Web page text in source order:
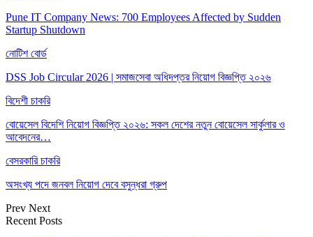
Pune IT Company News: 700 Employees Affected by Sudden
Startup Shutdown
নোটিশ বোর্ড
DSS Job Circular 2026 | সমাজসেবা অধিদপ্তর নিয়োগ বিজ্ঞপ্তি ২০২৬
বিদেশী চাকরি
বোয়েসেল বিদেশি নিয়োগ বিজ্ঞপ্তি ২০২৬: সকল দেশের নতুন বোয়েসেল সার্কুলার ও
আবেদনের…
বেসরকারি চাকরি
অসংখ্য পদে জনবল নিয়োগ দেবে বসুন্ধরা গ্রুপ
Prev Next
Recent Posts